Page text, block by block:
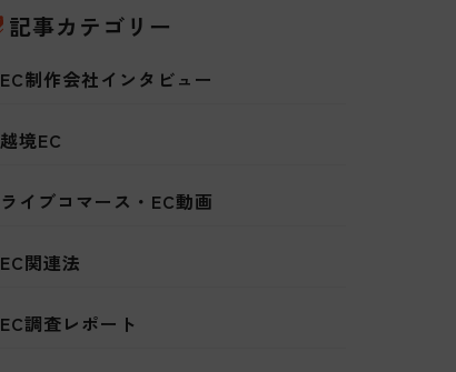
記事カテゴリー
EC制作会社インタビュー
越境EC
ライブコマース・EC動画
EC関連法
EC調査レポート